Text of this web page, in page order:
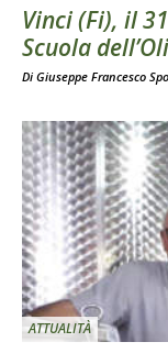
Vinci (Fi), il
Scuola
Di Giuseppe Francesco
ATTUALITÀ